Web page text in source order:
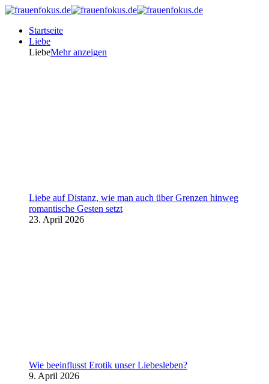
Startseite
Liebe
LiebeMehr anzeigen
Liebe auf Distanz, wie man auch über Grenzen hinweg
romantische Gesten setzt
23. April 2026
Wie beeinflusst Erotik unser Liebesleben?
9. April 2026